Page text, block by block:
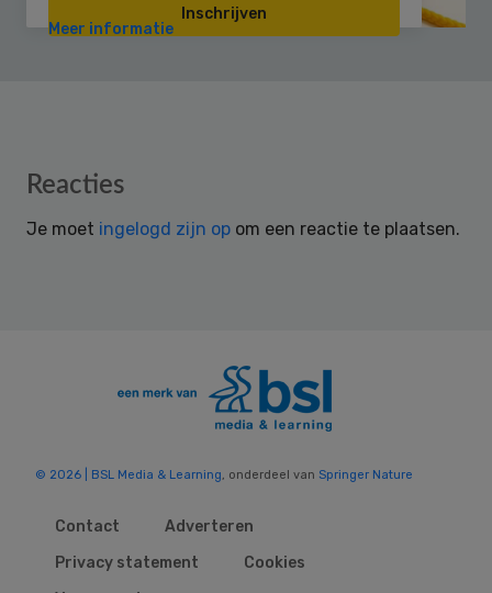
Inschrijven
Meer informatie
Reader
Reacties
Je moet ingelogd zijn op om een reactie te plaatsen.
© 2026 | BSL Media & Learning , onderdeel van Springer Nature
Contact
Adverteren
Privacy statement
Cookies